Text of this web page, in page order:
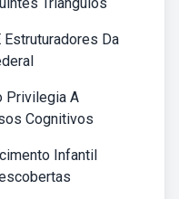
Da
Privilegia A
Cognitivos
Infantil